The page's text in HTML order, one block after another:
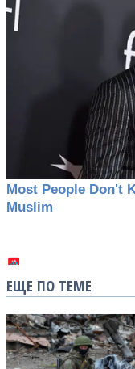
ЕЩЕ ПО ТЕМЕ